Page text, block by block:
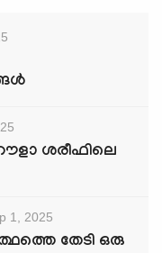
ശരീഫിലെ
1, 2025
തേടി ഒരു